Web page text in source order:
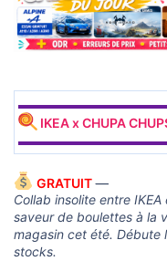
IKEA x CHUPA
GRATUIT —
Collab insolite entre
saveur de boulettes à la
magasin cet été. Débute
stocks.